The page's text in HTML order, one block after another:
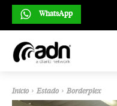
WhatsApp
Inicio Estado Borderplex